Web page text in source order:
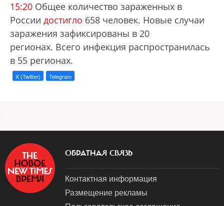
15:20 Общее количество зараженных в
России достигло 658 человек. Новые случаи
заражения зафиксированы в 20
регионах. Всего инфекция распространилась
в 55 регионах.
X (Twitter) Telegram
ОБРАТНАЯ СВЯЗЬ
Контактная информация
Размещение рекламы